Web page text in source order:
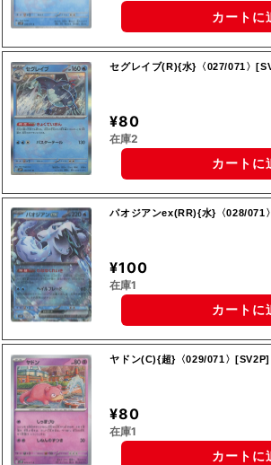
カートに
セグレイブ(R){水}〈027/071〉
¥80
在庫2
カートに
パオジアンex(RR){水}〈028/071
¥100
在庫1
カートに
ヤドン(C){超}〈029/071〉[SV2P]
¥80
在庫1
カートに